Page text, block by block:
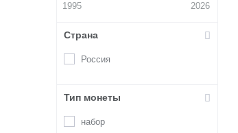
1995 2026
Страна
Россия
Тип монеты
набор